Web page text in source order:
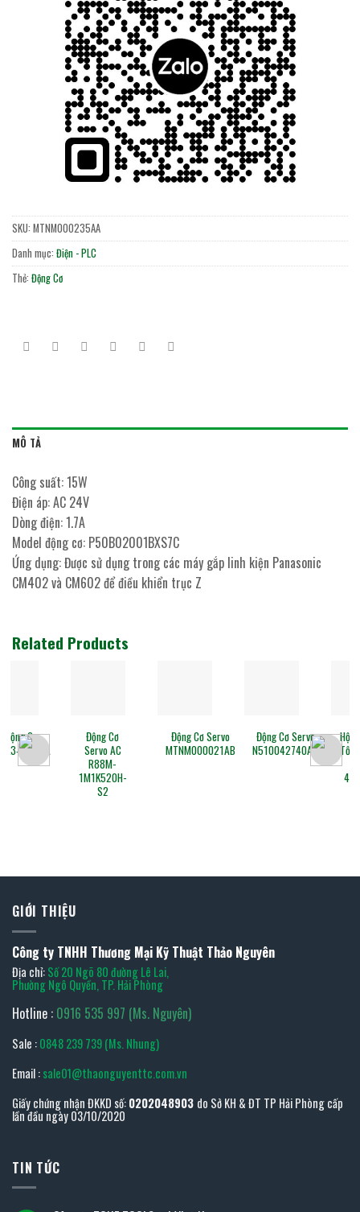
SKU: MTNM000235AA
Danh mục: Điện - PLC
Thẻ: Động Cơ
MÔ TẢ
Công suất: 15W
Điện áp: AC 24V
Dòng điện: 1.7A
Model động cơ: P50B02001BXS7C
Ứng dụng: Được sử dụng trong các máy gắp linh kiện Panasonic
CM402 và CM602 để điều khiển trục Z
Related Products
Động Cơ
Servo AC
R88M-
Động Cơ Servo
MTNM000021AB
Động Cơ Servo
N510042740AA
Hộp Giảm
Tốc Động
Cơ
GIỚI THIỆU
Công ty TNHH Thương Mại Kỹ Thuật Thảo Nguyên
Địa chỉ:Số 20 Ngõ 80 đường Lê Lai,
Phường Ngô Quyền, TP. Hải Phòng
Hotline : 0916 535 997 (Ms. Nguyên)
Sale :0848 239 739 (Ms. Nhung)
Email :sale01@thaonguyenttc.com.vn
Giấy chứng nhận ĐKKD số:0202048903 do Sở KH & ĐT TP Hải Phòng cấp
lần đầu ngày 03/10/2020
TIN TỨC